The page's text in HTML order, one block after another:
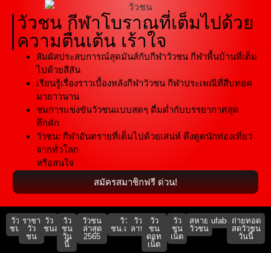
วัวชน กีฬาโบราณที่เต็มไปด้วย
ความตื่นเต้น เร้าใจ
สัมผัสประสบการณ์สุดมันส์กับกีฬาวัวชน กีฬาพื้นบ้านที่เต็ม
ไปด้วยสีสัน
เรียนรู้เรื่องราวเบื้องหลังกีฬาวัวชน กีฬาประเพณีที่สืบทอด
มายาวนาน
ชมการแข่งขันวัวชนแบบสดๆ ดื่มด่ำกับบรรยากาศสุด
คึกคัก
วัวชน: กีฬาอันตรายที่เต็มไปด้วยเสน่ห์ ดึงดูดนักท่องเที่ยว
จากทั่วโลก
หรือสนใจ
สมัครสมาชิกฟรี ด่วน!
วัว
ชน
ราชา
วัว
ชน
วัว
ชนสด
วัว
ชน
วัน
นี้
วัวชน
ล่าสุด
2565
วัว
ชน.เน็ต
วัว
ลาน
วัว
ชน
ดอท
เน็ต
วัว
ชน
เน็ต
สหาย
วัวชน
ufabet911ถ่ายทอด
สดวัวชน
วันนี้